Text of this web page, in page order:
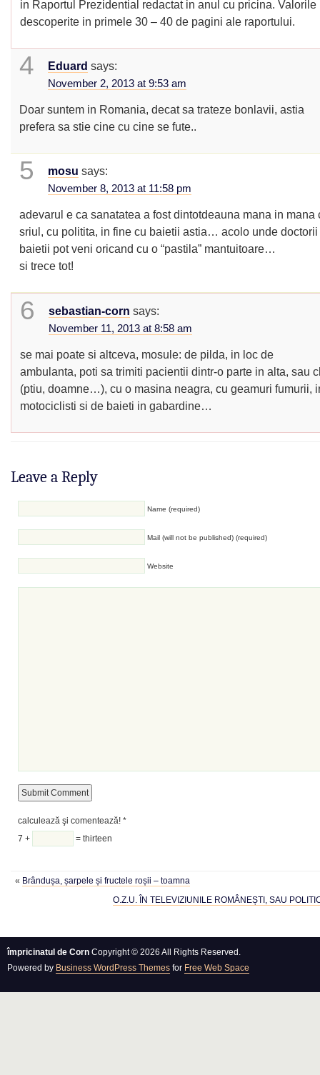
in Raportul Prezidential redactat in anul cu pricina. Valorile
descoperite in primele 30 – 40 de pagini ale raportului.
4 Eduard says:
November 2, 2013 at 9:53 am
Doar suntem in Romania, decat sa trateze bonlavii, astia
prefera sa stie cine cu cine se fute..
5 mosu says:
November 8, 2013 at 11:58 pm
adevarul e ca sanatatea a fost dintotdeauna mana in mana
sriul, cu politita, in fine cu baietii astia… acolo unde doctorii
baietii pot veni oricand cu o “pastila” mantuitoare…
si trece tot!
6 sebastian-corn says:
November 11, 2013 at 8:58 am
se mai poate si altceva, mosule: de pilda, in loc de
ambulanta, poti sa trimiti pacientii dintr-o parte in alta, sau
(ptiu, doamne…), cu o masina neagra, cu geamuri fumurii,
motociclisti si de baieti in gabardine…
Leave a Reply
Name (required)
Mail (will not be published) (required)
Website
calculează şi comentează! *
7 +
= thirteen
« Brândușa, șarpele și fructele roșii – toamna
O.Z.U. ÎN TELEVIZIUNILE ROMÂNEȘTI, SAU
împricinatul de Corn Copyright © 2026 All Rights Reserved.
Powered by Business WordPress Themes for Free Web Space